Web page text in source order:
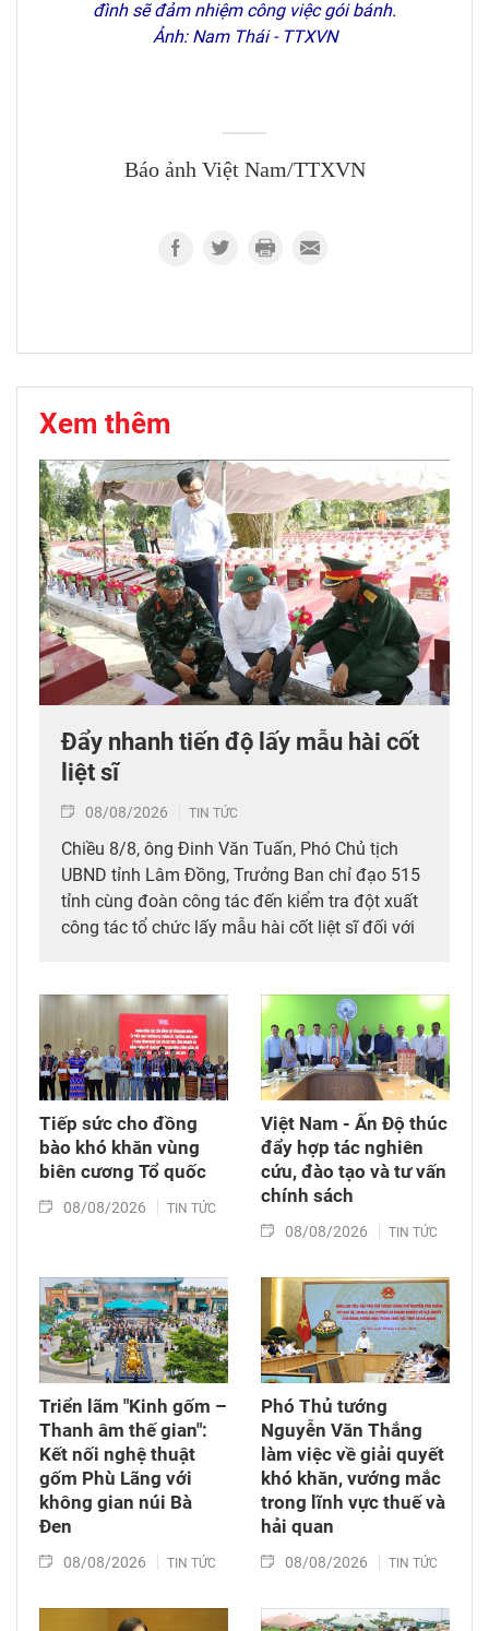
đình sẽ đảm nhiệm công việc gói bánh.
Ảnh: Nam Thái - TTXVN
Báo ảnh Việt Nam/TTXVN
Xem thêm
Đẩy nhanh tiến độ lấy mẫu hài cốt
liệt sĩ
08/08/2026 TIN TỨC
Chiều 8/8, ông Đinh Văn Tuấn, Phó Chủ tịch
UBND tỉnh Lâm Đồng, Trưởng Ban chỉ đạo 515
tỉnh cùng đoàn công tác đến kiểm tra đột xuất
công tác tổ chức lấy mẫu hài cốt liệt sĩ đối với
thời tặng quà cho cán bộ, chiến sĩ tham gia
công tác lấy mẫu tại đây.
Tiếp sức cho đồng
bào khó khăn vùng
biên cương Tổ quốc
08/08/2026 TIN TỨC
Việt Nam - Ấn Độ thúc
đẩy hợp tác nghiên
cứu, đào tạo và tư vấn
chính sách
08/08/2026 TIN TỨC
Triển lãm "Kinh gốm –
Thanh âm thế gian":
Kết nối nghệ thuật
gốm Phù Lãng với
không gian núi Bà
Đen
08/08/2026 TIN TỨC
Phó Thủ tướng
Nguyễn Văn Thắng
làm việc về giải quyết
khó khăn, vướng mắc
trong lĩnh vực thuế và
hải quan
08/08/2026 TIN TỨC